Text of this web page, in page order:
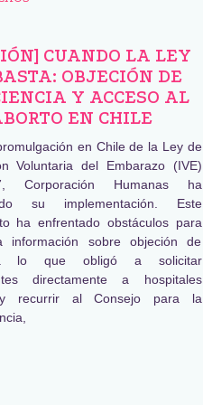
CUANDO LA LEY
OBJECIÓN DE
Y ACCESO AL
EN CHILE
en Chile de la Ley de
Voluntaria del Embarazo (IVE)
Corporación Humanas ha
su implementación. Este
ha enfrentado obstáculos para
información sobre objeción de
lo que obligó a solicitar
directamente a hospitales
recurrir al Consejo para la